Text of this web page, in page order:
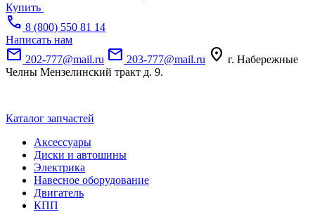
Купить
call 8 (800) 550 81 14
Написать нам
mail 202-777@mail.ru mail 203-777@mail.ru location_on г. Набережные
Челны Мензелинский тракт д. 9.
Каталог запчастей
Аксессуары
Диски и автошины
Электрика
Навесное оборудование
Двигатель
КПП